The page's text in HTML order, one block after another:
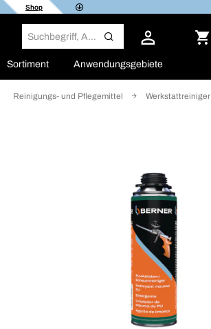
Shop
Sortiment Anwendungsgebiete
Reinigungs- und Pflegemittel Werkstattreiniger